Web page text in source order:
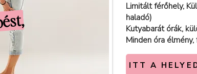
Limitált férőhely,
haladó)
Kutyabarát órák,
Minden óra
ITT A